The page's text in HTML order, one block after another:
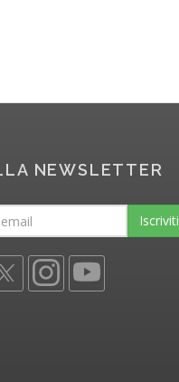
NEWSLETTER
Iscriviti